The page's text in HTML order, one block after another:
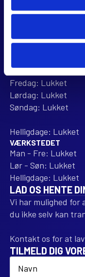
ÅBNINGSTIDER
Tirsdag: 10:00 -
Torsdag: Lukket
Fredag: Lukket
Lørdag: Lukket
Søndag: Lukket
Helligdage: Lukket
VÆRKSTEDET
Man - Fre: Lukket
Lør - Søn: Lukket
Helligdage: Lukket
LAD OS HENTE
Vi har mulighed for
du ikke selv kan
Kontakt os for at
TILMELD DIG
Name